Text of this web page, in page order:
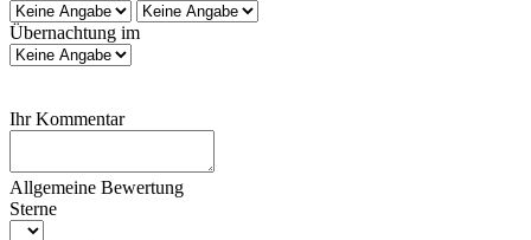
Übernachtung im
Ihr Kommentar
Allgemeine Bewertung
Sterne